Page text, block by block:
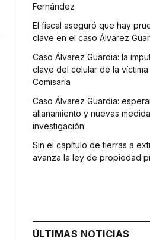
Fernández
El fiscal aseguró que hay
clave en el caso Álvarez
Caso Álvarez Guardia: la
clave del celular de la
Comisaría
Caso Álvarez Guardia:
allanamiento y nuevas
investigación
Sin el capítulo de tierras a
avanza la ley de propiedad
ÚLTIMAS NOTICIAS